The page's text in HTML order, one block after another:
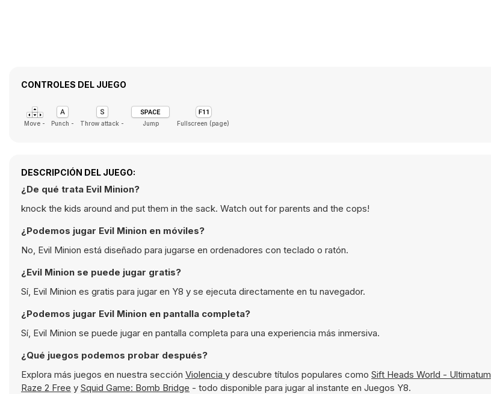
CONTROLES DEL JUEGO
Move - Punch - Throw attack - Jump Fullscreen (page)
DESCRIPCIÓN DEL JUEGO:
¿De qué trata Evil Minion?
knock the kids around and put them in the sack. Watch out for parents and the cops!
¿Podemos jugar Evil Minion en móviles?
No, Evil Minion está diseñado para jugarse en ordenadores con teclado o ratón.
¿Evil Minion se puede jugar gratis?
Sí, Evil Minion es gratis para jugar en Y8 y se ejecuta directamente en tu navegador.
¿Podemos jugar Evil Minion en pantalla completa?
Sí, Evil Minion se puede jugar en pantalla completa para una experiencia más inmersiva.
¿Qué juegos podemos probar después?
Explora más juegos en nuestra sección Violencia y descubre títulos populares como Sift Heads World - Ultimatum
Raze 2 Free y Squid Game: Bomb Bridge - todo disponible para jugar al instante en Juegos Y8.